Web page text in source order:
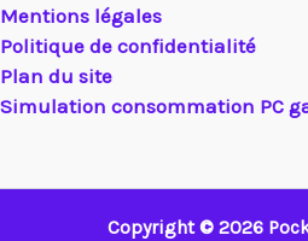
Mentions légales
Politique de confidentialité
Plan du site
Simulation consommation PC
Copyright © 2026